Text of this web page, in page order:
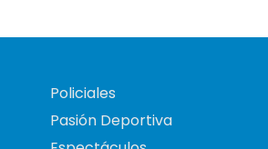
Policiales
Pasión Deportiva